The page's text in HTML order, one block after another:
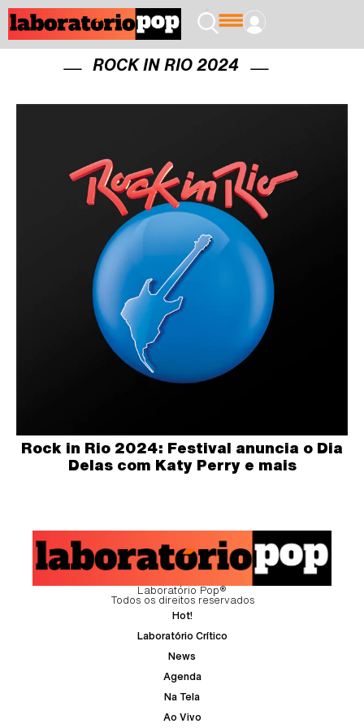
ROCK IN RIO 2024
Rock in Rio 2024: Festival anuncia o Dia
Delas com Katy Perry e mais
Laboratório Pop®
Todos os direitos reservados
Hot!
Laboratório Crítico
News
Agenda
Na Tela
Ao Vivo